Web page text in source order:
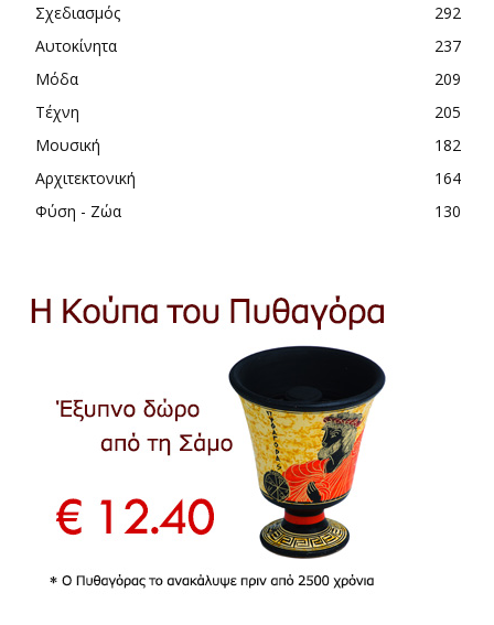
Σχεδιασμός
292
Αυτοκίνητα
237
Μόδα
209
Τέχνη
205
Μουσική
182
Αρχιτεκτονική
164
Φύση - Ζώα
130